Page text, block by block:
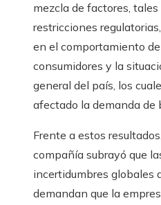
mezcla de factores, tales
restricciones
en el comportamiento
consumidores y la
general del país, los
afectado la demanda de
Frente a estos
compañía subrayó que
incertidumbres globales
demandan que la